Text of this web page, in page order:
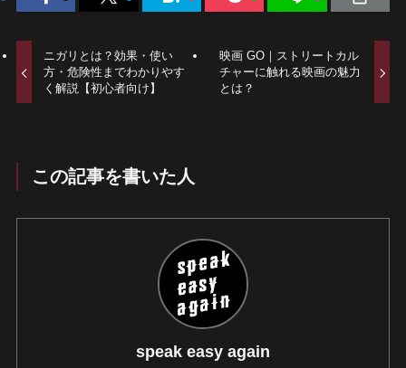
ニガリとは？効果・使い
方・危険性までわかりやす
く解説【初心者向け】
映画 GO｜ストリートカル
チャーに触れる映画の魅力
とは？
この記事を書いた人
speak easy again